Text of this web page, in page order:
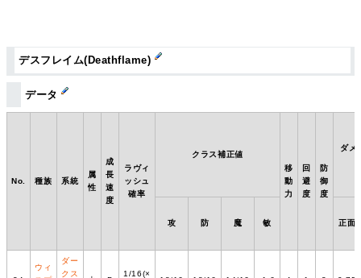
デスフレイム(Deathflame)
データ
No. 種族 系統
属
性
成
長
速
度
ラヴィ
ッシュ
確率
クラス補正値
移
動
力
回
避
度
防
御
度
ダメ
攻 防 魔 敏 正面
ウィ
ダー
クス
1/16(×